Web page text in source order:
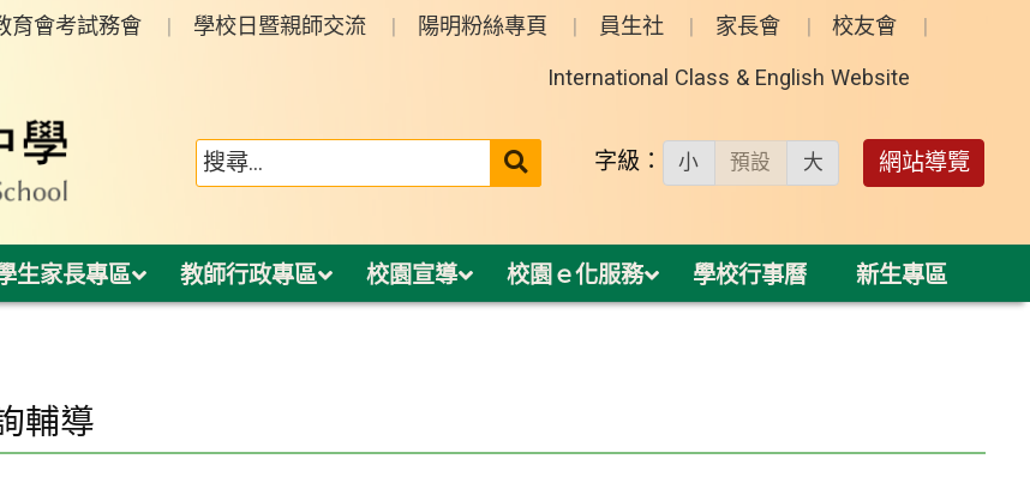
育會考試務會 學校日暨親師交流 陽明粉絲專頁 員生社 家長會 校友會
International Class & English Website
送出 字級： 小 預設 大 網站導覽
生家長專區 教師行政專區 校園宣導 校園ｅ化服務 學校行事曆 新生專區
輔導